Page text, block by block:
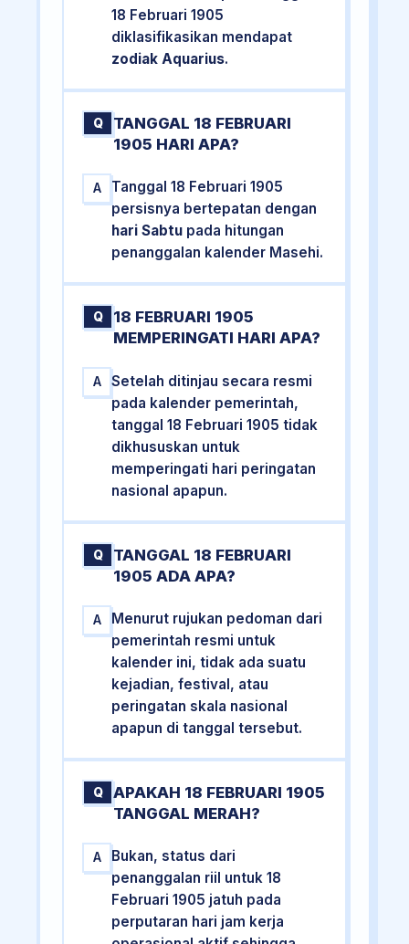
18 Februari 1905
diklasifikasikan mendapat
zodiak Aquarius.
Q
TANGGAL 18 FEBRUARI
1905 HARI APA?
A
Tanggal 18 Februari 1905
persisnya bertepatan dengan
hari Sabtu pada hitungan
penanggalan kalender Masehi.
Q
18 FEBRUARI 1905
MEMPERINGATI HARI APA?
A
Setelah ditinjau secara resmi
pada kalender pemerintah,
tanggal 18 Februari 1905 tidak
dikhususkan untuk
memperingati hari peringatan
nasional apapun.
Q
TANGGAL 18 FEBRUARI
1905 ADA APA?
A
Menurut rujukan pedoman dari
pemerintah resmi untuk
kalender ini, tidak ada suatu
kejadian, festival, atau
peringatan skala nasional
apapun di tanggal tersebut.
Q
APAKAH 18 FEBRUARI 1905
TANGGAL MERAH?
A
Bukan, status dari
penanggalan riil untuk 18
Februari 1905 jatuh pada
perputaran hari jam kerja